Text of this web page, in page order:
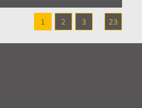
1 2 3 23